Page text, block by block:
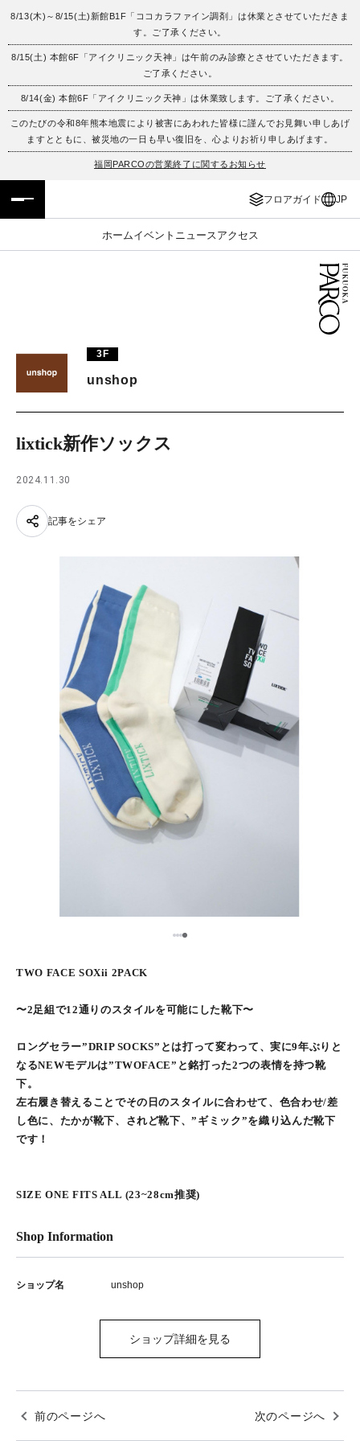
8/13(木)～8/15(土)新館B1F「ココカラファイン調剤」は休業とさせていただきま
す。ご了承ください。
8/15(土) 本館6F「アイクリニック天神」は午前のみ診療とさせていただきます。
ご了承ください。
8/14(金) 本館6F「アイクリニック天神」は休業致します。ご了承ください。
このたびの令和8年熊本地震により被害にあわれた皆様に謹んでお見舞い申しあげ
ますとともに、被災地の一日も早い復旧を、心よりお祈り申しあげます。
福岡PARCOの営業終了に関するお知らせ
フロアガイド JP
ホームイベント ニュース アクセス
フロアガイド
施設案内・アクセス
イベント・ポップアップ
レストラン・カフェ
ENGLISH
繁体字
簡体字
ภาษาไทย
3F
unshop
lixtick新作ソックス
2024.11.30
記事をシェア
123
TWO FACE SOXii 2PACK
〜2足組で12通りのスタイルを可能にした靴下〜
ロングセラー”DRIP SOCKS”とは打って変わって、実に9年ぶりと
なるNEWモデルは”TWOFACE”と銘打った2つの表情を持つ靴
下。
左右履き替えることでその日のスタイルに合わせて、色合わせ/差
し色に、たかが靴下、されど靴下、”ギミック”を織り込んだ靴下
です！
SIZE ONE FITS ALL (23~28cm推奨)
Shop Information
ショップ名 unshop
ショップ詳細を見る
前のページへ 次のページへ